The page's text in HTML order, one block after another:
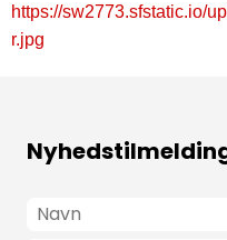
https://sw2773.sfstatic.io/
r.jpg